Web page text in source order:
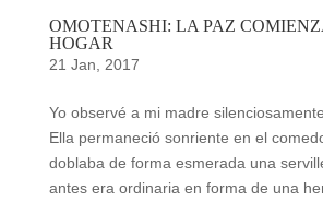
OMOTENASHI: LA PAZ
HOGAR
21 Jan, 2017
Yo observé a mi madre
Ella permaneció sonriente en el
doblaba de forma esmerada una
antes era ordinaria en forma de una